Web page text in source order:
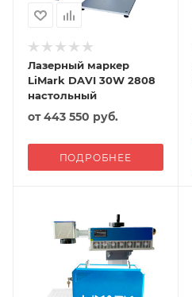
Лазерный маркер
LiMark DAVI 30W 2808
настольный
от443 550 руб.
ПОДРОБНЕЕ